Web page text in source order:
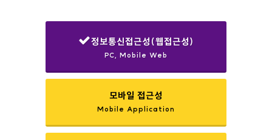
정보통신접근성(웹접근성)
PC, Mobile Web
모바일 접근성
Mobile Application